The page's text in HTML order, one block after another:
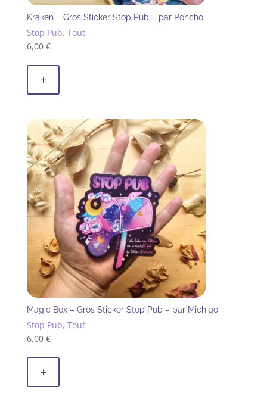
Kraken – Gros Sticker Stop Pub – par Poncho
Stop Pub, Tout
6,00 €
+
Magic Box – Gros Sticker Stop Pub – par Michigo
Stop Pub, Tout
6,00 €
+